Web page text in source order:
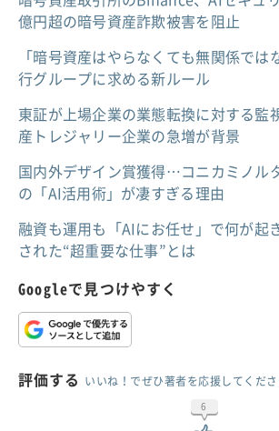
億円超の暗号資産詐欺被害を阻止
「暗号資産はやらなくても無関係では
行グループに求める新ルール
東証が上場企業の業態転換に対する監
産トレジャリー企業の急増が背景
国内外デザイン賞獲得…コニカミノル
の「AI活用術」が凄すぎる理由
融資も運用も「AIにお任せ」で何が起
された“超重要な仕事”とは
Googleで見つけやすく
評価する いいね！でぜひ著者を応援してくだ
6